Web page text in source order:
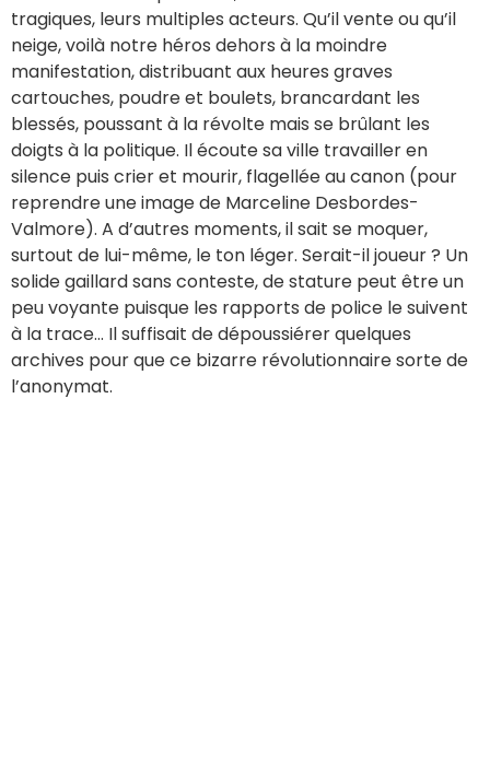
tragiques, leurs multiples acteurs. Qu’il vente ou qu’il
neige, voilà notre héros dehors à la moindre
manifestation, distribuant aux heures graves
cartouches, poudre et boulets, brancardant les
blessés, poussant à la révolte mais se brûlant les
doigts à la politique. Il écoute sa ville travailler en
silence puis crier et mourir, flagellée au canon (pour
reprendre une image de Marceline Desbordes-
Valmore). A d’autres moments, il sait se moquer,
surtout de lui-même, le ton léger. Serait-il joueur ? Un
solide gaillard sans conteste, de stature peut être un
peu voyante puisque les rapports de police le suivent
à la trace… Il suffisait de dépoussiérer quelques
archives pour que ce bizarre révolutionnaire sorte de
l’anonymat.